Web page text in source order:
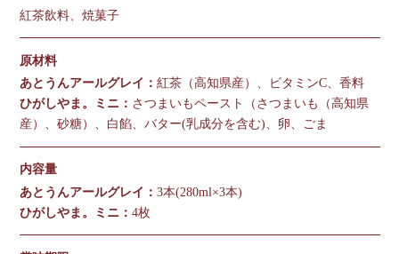
紅茶飲料、焼菓子
原材料
あとうんアールグレイ： 紅茶（高知県産）、ビタミンC、香料
ひがしやま。ミニ： さつまいもペースト（さつまいも（高知県
産）、砂糖）、白餡、バター(乳成分を含む)、卵、ごま
内容量
あとうんアールグレイ： 3本(280ml×3本)
ひがしやま。ミニ： 4枚